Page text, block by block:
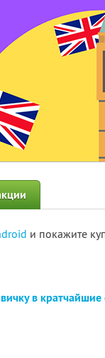
и покажите
в кратчайшие